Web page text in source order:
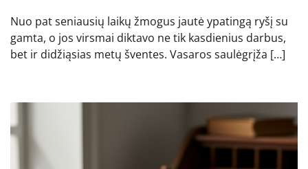
Nuo pat seniausių laikų žmogus jautė ypatingą ryšį su
gamta, o jos virsmai diktavo ne tik kasdienius darbus,
bet ir didžiąsias metų šventes. Vasaros saulėgrįža […]